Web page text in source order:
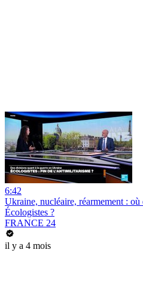
6:42
Ukraine, nucléaire, réarmement : où
Écologistes ?
FRANCE 24
il y a 4 mois